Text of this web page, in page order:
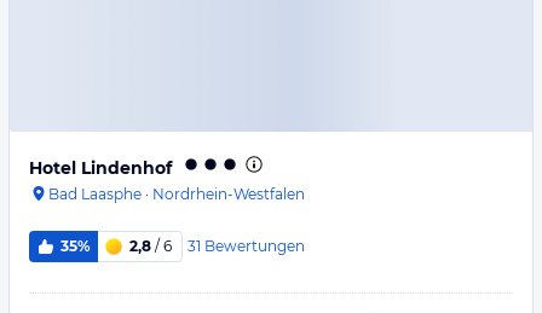
Hotel Lindenhof
Bad Laasphe · Nordrhein-Westfalen
35% 2,8 / 6 31 Bewertungen